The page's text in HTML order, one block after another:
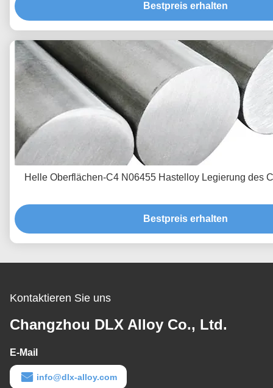
Bestpreis erhalten
Helle Oberflächen-C4 N06455 Hastelloy Legierung des
Bestpreis erhalten
Kontaktieren Sie uns
Changzhou DLX Alloy Co., Ltd.
E-Mail
info@dlx-alloy.com